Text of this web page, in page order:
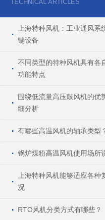
TECHNICAL ARTICLES
上海特种风机：工业通风系
键设备
不同类型的特种风机具有各
功能特点
围绕低流量高压鼓风机的优
细分析
有哪些高温风机的轴承类型
锅炉煤粉高温风机使用场所
上海特种风机能够适应各种
况
RTO风机分类方式有哪些？